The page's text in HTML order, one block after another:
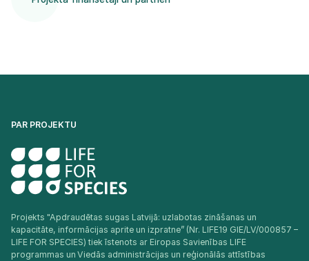
PAR PROJEKTU
Projekts "Apdraudētas sugas Latvijā: uzlabotas zināšanas un
kapacitāte, informācijas aprite un izpratne” (Nr. LIFE19 GIE/LV/000857 –
LIFE FOR SPECIES) tiek īstenots ar Eiropas Savienības LIFE
programmas un Viedās administrācijas un reģionālās attīstības